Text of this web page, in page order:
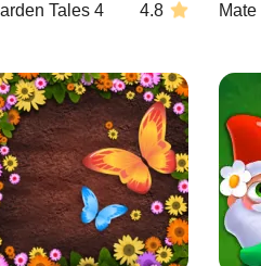
Tales 4 4.8